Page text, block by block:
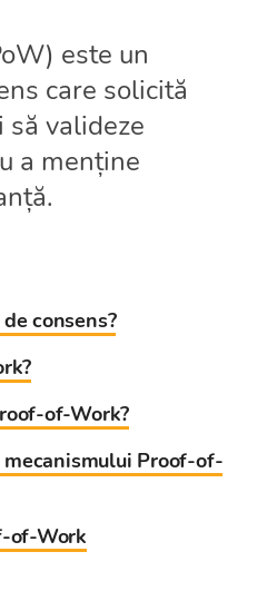
este un
care solicită
valideze
a menține
consens?
of-Work?
Proof-of-
of-Work